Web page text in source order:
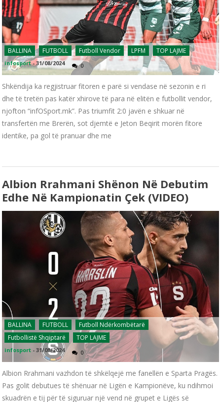
BALLINA FUTBOLL Futboll Vendor LPFM TOP LAJME
infosport -31/08/2024 0
Shkëndija ka regjistruar fitoren e parë si vendase në sezonin e ri
dhe të tretën pas katër xhirove të para në elitën e futbollit vendor,
njofton “infOSport.mk”. Pas triumfit 2:0 javën e shkuar në
transfertën me Brerën, sot djemtë e Jeton Beqirit morën fitore
identike, pa gol të pranuar dhe me
Albion Rrahmani Shënon Në Debutim
Edhe Në Kampionatin Çek (VIDEO)
BALLINA FUTBOLL
Futboll Ndërkombëtarë
Futbollistë Shqiptarë
TOP LAJME
infosport -31/08/2024 0
Albion Rrahmani vazhdon të shkëlqejë me fanellën e Sparta Pragës.
Pas golit debutues të shënuar në Ligën e Kampionëve, ku ndihmoi
skuadrën e tij për të siguruar një vend në grupet e Ligës së